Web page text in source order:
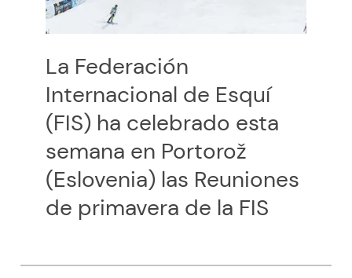
La Federación
Internacional de Esquí
(FIS) ha celebrado esta
semana en Portorož
(Eslovenia) las Reuniones
de primavera de la FIS